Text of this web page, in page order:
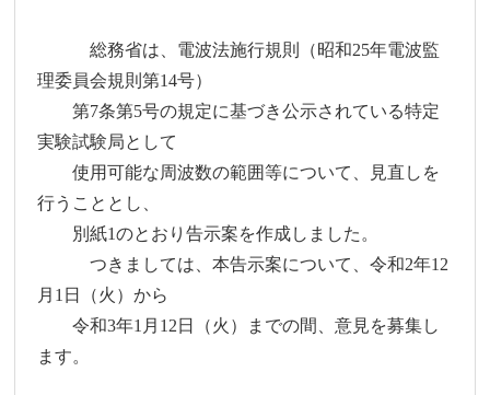
総務省は、電波法施行規則（昭和25年電波監
理委員会規則第14号）
第7条第5号の規定に基づき公示されている特定
実験試験局として
使用可能な周波数の範囲等について、見直しを
行うこととし、
別紙1のとおり告示案を作成しました。
つきましては、本告示案について、令和2年12
月1日（火）から
令和3年1月12日（火）までの間、意見を募集し
ます。